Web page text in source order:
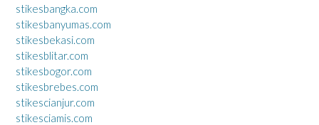
stikesbangka.com
stikesbanyumas.com
stikesbekasi.com
stikesblitar.com
stikesbogor.com
stikesbrebes.com
stikescianjur.com
stikesciamis.com